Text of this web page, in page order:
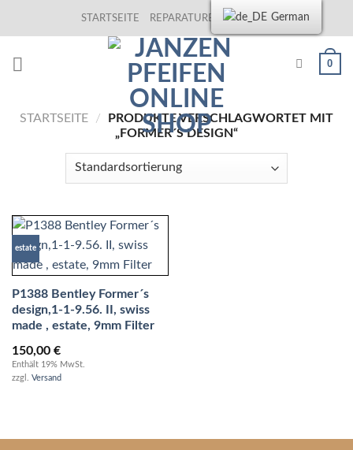
STARTSEITE REPARATUREN KONTAKT
0
STARTSEITE /
PRODUKTE VERSCHLAGWORTET MIT
„FORMER´S DESIGN“
estate
P1388 Bentley Former´s
design,1-1-9.56. II, swiss
made , estate, 9mm Filter
150,00 €
Enthält 19% MwSt.
zzgl. Versand
German